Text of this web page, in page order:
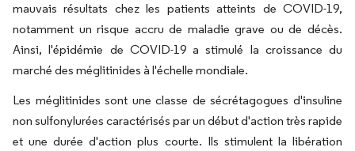
mauvais résultats chez les patients atteints de COVID-19,
notamment un risque accru de maladie grave ou de décès.
Ainsi, l'épidémie de COVID-19 a stimulé la croissance du
marché des méglitinides à l'échelle mondiale.
Les méglitinides sont une classe de sécrétagogues d'insuline
non sulfonylurées caractérisés par un début d'action très rapide
et une durée d'action plus courte. Ils stimulent la libération